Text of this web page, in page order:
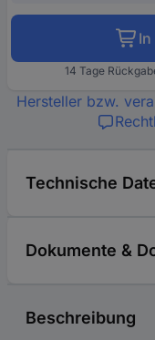
14 Tage
Hersteller bzw.
Technische
Dokumente &
Beschreibung